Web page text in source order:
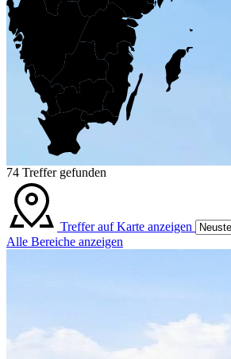
74 Treffer gefunden
Treffer auf Karte anzeigen
Alle Bereiche anzeigen